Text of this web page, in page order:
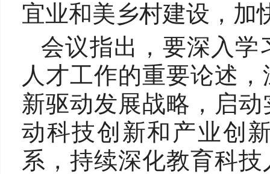
宜业和美乡村建设，加
会议指出，要深入学
人才工作的重要论述
新驱动发展战略，启
动科技创新和产业创
系，持续深化教育科